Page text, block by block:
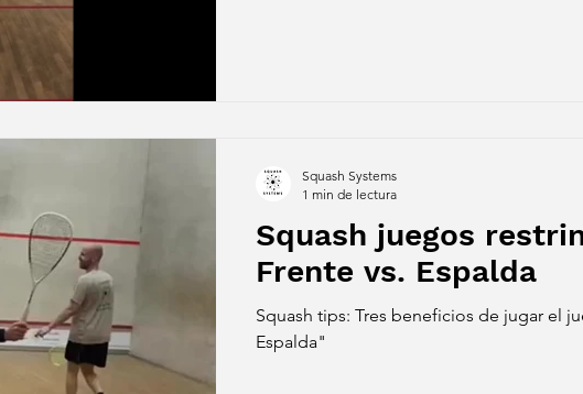
Squash juegos
Frente vs. Espalda
Squash tips: Tres beneficios de jugar el
Espalda"
Squash Systems
1 min de lectura